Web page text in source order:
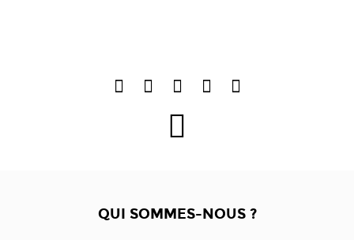
QUI SOMMES-NOUS ?